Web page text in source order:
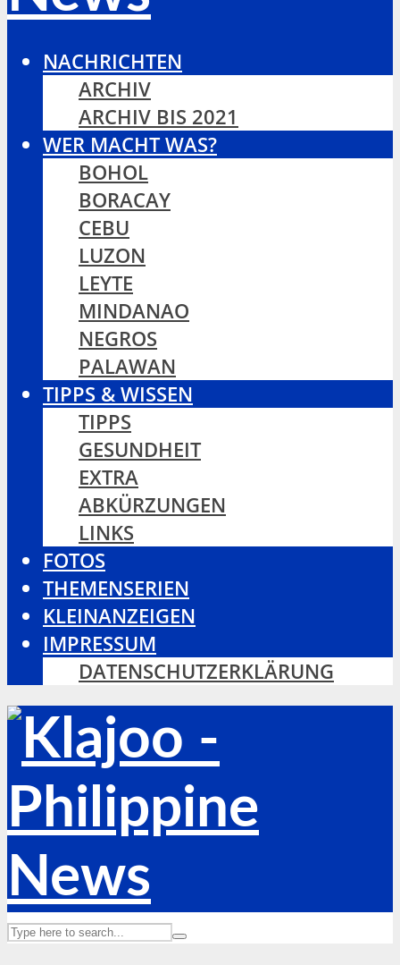
NACHRICHTEN
ARCHIV
ARCHIV BIS 2021
WER MACHT WAS?
BOHOL
BORACAY
CEBU
LUZON
LEYTE
MINDANAO
NEGROS
PALAWAN
TIPPS & WISSEN
TIPPS
GESUNDHEIT
EXTRA
ABKÜRZUNGEN
LINKS
FOTOS
THEMENSERIEN
KLEINANZEIGEN
IMPRESSUM
DATENSCHUTZERKLÄRUNG